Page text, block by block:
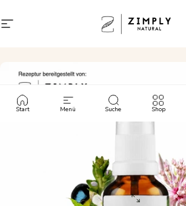
Seitennavigation
Zimply Natural
Start Menü Suche Shop